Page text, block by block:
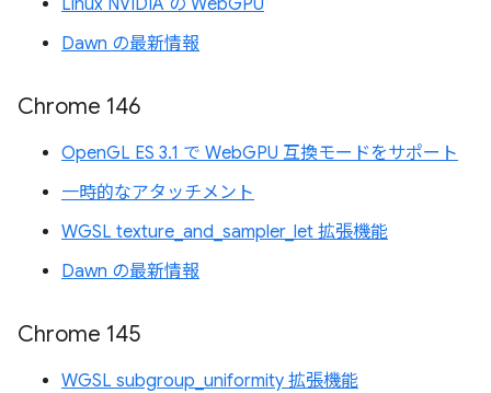
Dawn の最新情報
Chrome 146
OpenGL ES 3.1 で WebGPU 互換モードをサポート
一時的なアタッチメント
WGSL texture_and_sampler_let 拡張機能
Dawn の最新情報
Chrome 145
WGSL subgroup_uniformity 拡張機能